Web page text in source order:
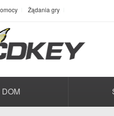
Żądania gry
DOM